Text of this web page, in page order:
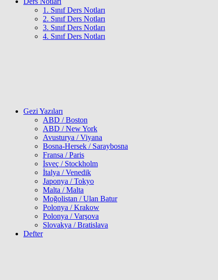
1. Sınıf Ders Notları
2. Sınıf Ders Notları
3. Sınıf Ders Notları
4. Sınıf Ders Notları
Gezi Yazıları
ABD / Boston
ABD / New York
Avusturya / Viyana
Bosna-Hersek / Saraybosna
Fransa / Paris
İsveç / Stockholm
İtalya / Venedik
Japonya / Tokyo
Malta / Malta
Moğolistan / Ulan Batur
Polonya / Krakow
Polonya / Varşova
Slovakya / Bratislava
Defter